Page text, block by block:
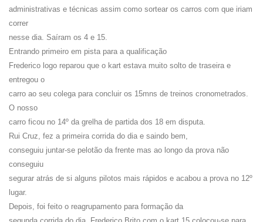
administrativas e técnicas assim como sortear os carros com que iriam
correr
nesse dia. Saíram os 4 e 15.
Entrando primeiro em pista para a qualificação
Frederico logo reparou que o kart estava muito solto de traseira e
entregou o
carro ao seu colega para concluir os 15mns de treinos cronometrados.
O nosso
carro ficou no 14º da grelha de partida dos 18 em disputa.
Rui Cruz, fez a primeira corrida do dia e saindo bem,
conseguiu juntar-se pelotão da frente mas ao longo da prova não
conseguiu
segurar atrás de si alguns pilotos mais rápidos e acabou a prova no 12º
lugar.
Depois, foi feito o reagrupamento para formação da